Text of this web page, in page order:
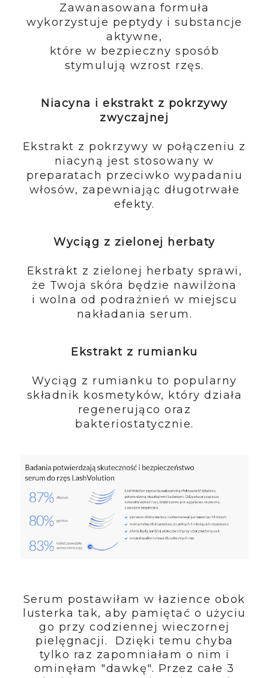
Zawanasowana formuła
wykorzystuje peptydy i substancje
aktywne,
które w bezpieczny sposób
stymulują wzrost rzęs.
Niacyna i ekstrakt z pokrzywy
zwyczajnej
Ekstrakt z pokrzywy w połączeniu z
niacyną jest stosowany w
preparatach przeciwko wypadaniu
włosów, zapewniając długotrwałe
efekty.
Wyciąg z zielonej herbaty
Ekstrakt z zielonej herbaty sprawi,
że Twoja skóra będzie nawilżona
i wolna od podrażnień w miejscu
nakładania serum.
Ekstrakt z rumianku
Wyciąg z rumianku to popularny
składnik kosmetyków, który działa
regenerująco oraz
bakteriostatycznie.
Serum postawiłam w łazience obok
lusterka tak, aby pamiętać o użyciu
go przy codziennej wieczornej
pielęgnacji. Dzięki temu chyba
tylko raz zapomniałam o nim i
ominęłam "dawkę". Przez całe 3